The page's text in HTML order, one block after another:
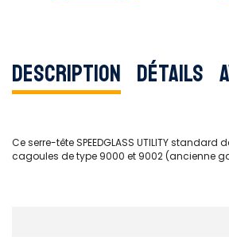
Description Détails
Ce serre-tête SPEEDGLASS UTILITY standard
cagoules de type 9000 et 9002 (ancienne